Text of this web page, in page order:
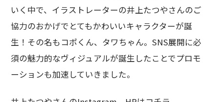
いく中で、イラストレーターの井上たつやさんのご
協力のおかげでとてもかわいいキャラクターが誕
生！その名もコポくん、タワちゃん。SNS展開に必
須の魅力的なヴィジュアルが誕生したことでプロモ
ーションも加速していきました。